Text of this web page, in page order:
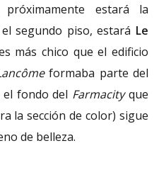
estará la
segundo piso, estará Le
más chico que el edificio
formaba parte del
el fondo del Farmacityque
la sección de color) sigue
de belleza.